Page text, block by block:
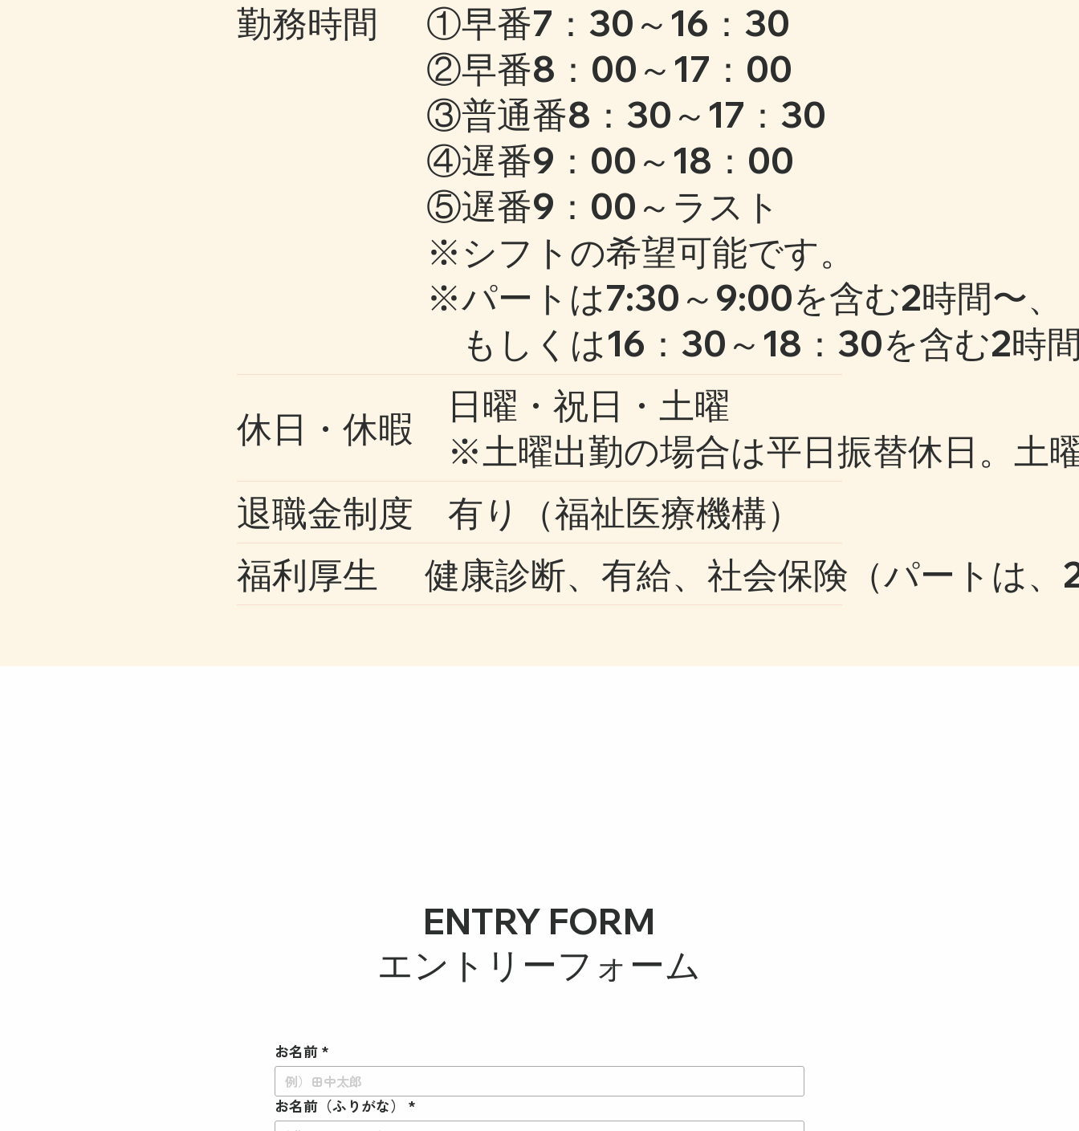
勤務時間
①早番7：30～16：30
②早番8：00～17：00
③普通番8：30～17：30
④遅番9：00～18：00
⑤遅番9：00～ラスト
※シフトの希望可能です。
※パートは7:30～9:00を含む2時間〜、
もしくは16：30～18：30を含む2時
休日・休暇
日曜・祝日・土曜
※土曜出勤の場合は平日振替休日。土
退職金制度
有り（福祉医療機構）
福利厚生
健康診断、有給、社会保険（パートは、
ENTRY FORM
エントリーフォーム
お名前*
お名前（ふりがな） *